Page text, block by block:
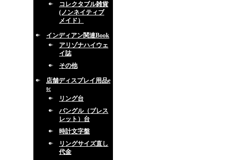
コレクタブル雑貨
(ノンネイティブ
メイド）
インディアン関連Book
アリゾナハイウェ
イ誌
その他
店舗ディスプレイ用品e
tc
リング台
バングル（ブレス
レット）台
時計文字盤
リングサイズ直し
代金